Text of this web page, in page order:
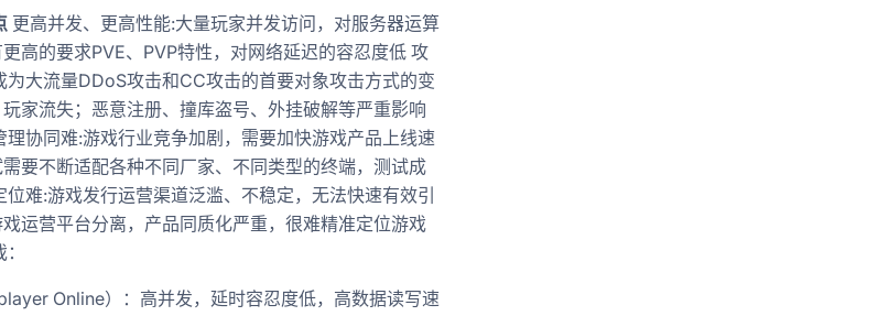
更高并发、更高性能:大量玩家并发访问，对服务器运算
高的要求PVE、PVP特性，对网络延迟的容忍度低 攻
为大流量DDoS攻击和CC攻击的首要对象攻击方式的变
家流失；恶意注册、撞库盗号、外挂破解等严重影响
理协同难:游戏行业竞争加剧，需要加快游戏产品上线速
要不断适配各种不同厂家、不同类型的终端，测试成
难:游戏发行运营渠道泛滥、不稳定，无法快速有效引
运营平台分离，产品同质化严重，很难精准定位游戏
Online）：高并发，延时容忍度低，高数据读写速